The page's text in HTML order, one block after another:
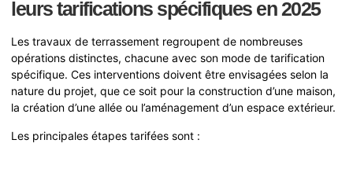
leurs tarifications spécifiques en 2025
Les travaux de terrassement regroupent de nombreuses
opérations distinctes, chacune avec son mode de tarification
spécifique. Ces interventions doivent être envisagées selon la
nature du projet, que ce soit pour la construction d’une maison,
la création d’une allée ou l’aménagement d’un espace extérieur.
Les principales étapes tarifées sont :